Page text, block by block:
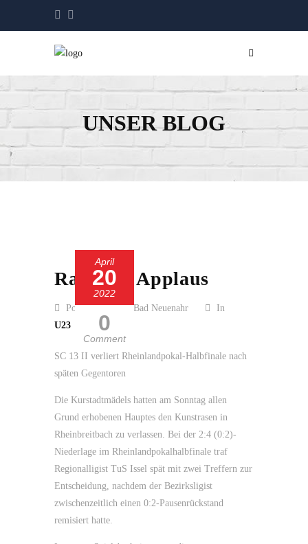
UNSER BLOG
April
20
2022
0
Comment
Raus mit Applaus
Posted by SC 13 Bad Neuenahr
In
U23
SC 13 II verliert Rheinlandpokal-Halbfinale nach
späten Gegentoren
Die Kurstadtmädels hatten am Sonntag allen
Grund erhobenen Hauptes den Kunstrasen in
Rheinbreitbach zu verlassen. Bei der 2:4 (0:2)-
Niederlage im Rheinlandpokalhalbfinale traf
Regionalligist TuS Issel spät mit zwei Treffern zur
Entscheidung, nachdem der Bezirksligist
zwischenzeitlich einen 0:2-Pausenrückstand
remisiert hatte.